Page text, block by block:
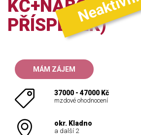
KČ+NÁBOROVÝ
PŘÍSPĚVEK)
MÁM ZÁJEM
37000 - 47000 Kč
mzdové ohodnocení
okr. Kladno
a další 2